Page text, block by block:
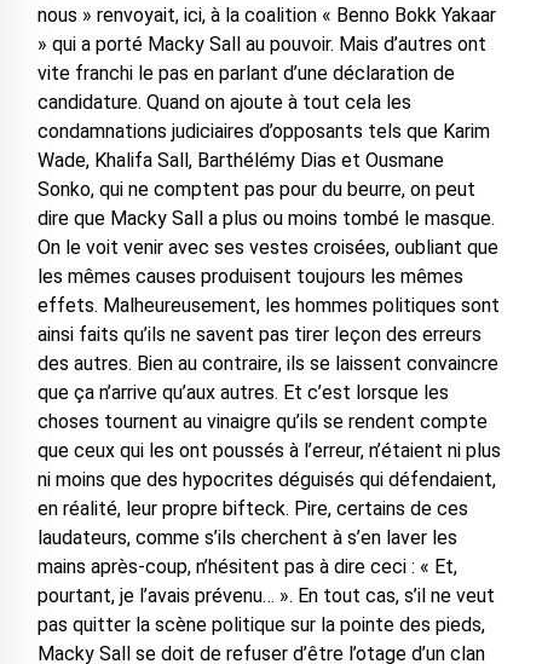
nous » renvoyait, ici, à la coalition « Benno Bokk Yakaar
» qui a porté Macky Sall au pouvoir. Mais d’autres ont
vite franchi le pas en parlant d’une déclaration de
candidature. Quand on ajoute à tout cela les
condamnations judiciaires d’opposants tels que Karim
Wade, Khalifa Sall, Barthélémy Dias et Ousmane
Sonko, qui ne comptent pas pour du beurre, on peut
dire que Macky Sall a plus ou moins tombé le masque.
On le voit venir avec ses vestes croisées, oubliant que
les mêmes causes produisent toujours les mêmes
effets. Malheureusement, les hommes politiques sont
ainsi faits qu’ils ne savent pas tirer leçon des erreurs
des autres. Bien au contraire, ils se laissent convaincre
que ça n’arrive qu’aux autres. Et c’est lorsque les
choses tournent au vinaigre qu’ils se rendent compte
que ceux qui les ont poussés à l’erreur, n’étaient ni plus
ni moins que des hypocrites déguisés qui défendaient,
en réalité, leur propre bifteck. Pire, certains de ces
laudateurs, comme s’ils cherchent à s’en laver les
mains après-coup, n’hésitent pas à dire ceci : « Et,
pourtant, je l’avais prévenu… ». En tout cas, s’il ne veut
pas quitter la scène politique sur la pointe des pieds,
Macky Sall se doit de refuser d’être l’otage d’un clan